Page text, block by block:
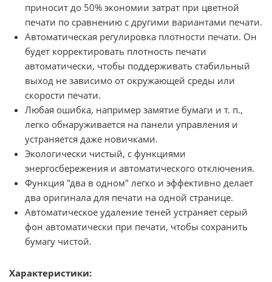
приносит до 50% экономии затрат при цветной
печати по сравнению с другими вариантами печати.
Автоматическая регулировка плотности печати. Он
будет корректировать плотность печати
автоматически, чтобы поддерживать стабильный
выход не зависимо от окружающей среды или
скорости печати.
Любая ошибка, например замятие бумаги и т. п.,
легко обнаруживается на панели управления и
устраняется даже новичками.
Экологически чистый, с функциями
энергосбережения и автоматического отключения.
Функция "два в одном" легко и эффективно делает
два оригинала для печати на одной странице.
Автоматическое удаление теней устраняет серый
фон автоматически при печати, чтобы сохранить
бумагу чистой.
Характеристики: